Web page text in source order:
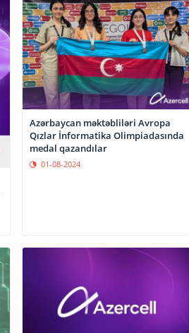
Azərbaycan məktəbliləri Avropa
Qızlar İnformatika Olimpiadasında
medal qazandılar
01-08-2024